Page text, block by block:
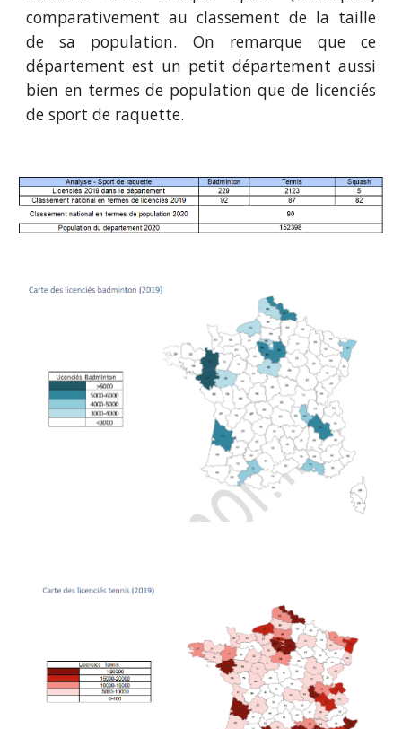
comparativement au classement de la taille
de sa population. On remarque que ce
département est un petit département aussi
bien en termes de population que de licenciés
de sport de raquette.